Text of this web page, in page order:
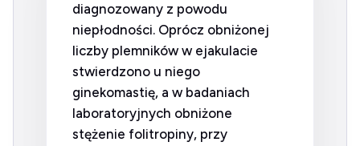
diagnozowany z powodu
niepłodności. Oprócz obniżonej
liczby plemników w ejakulacie
stwierdzono u niego
ginekomastię, a w badaniach
laboratoryjnych obniżone
stężenie folitropiny, przy